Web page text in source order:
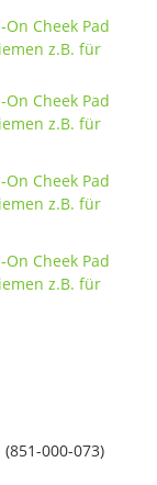
000-073)